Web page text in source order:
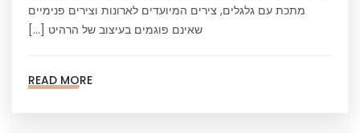
מתכת עם גלגלים, צירים המיועדים לארונות וצירים פנימיים
שאינם פוגמים בעיצוב של הרהיט […]
READ MORE